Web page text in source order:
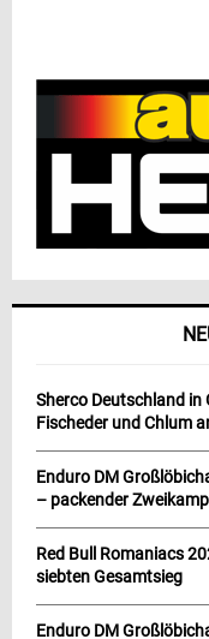
Sherco Deutschland in
Fischeder und Chlum
Enduro DM
– packender
Red Bull Romaniacs
siebten Gesamtsieg
Enduro DM